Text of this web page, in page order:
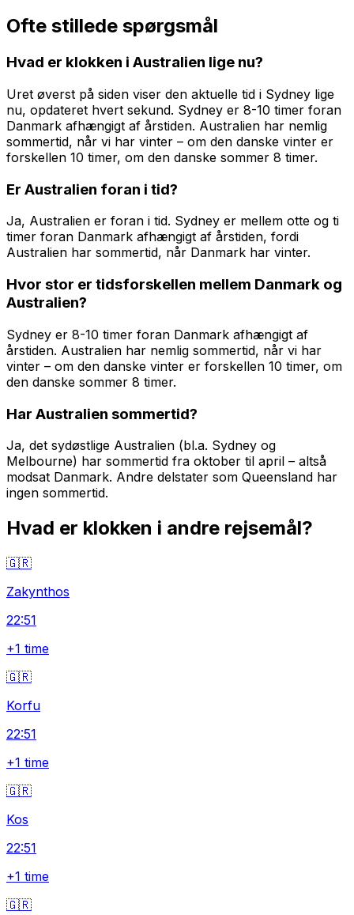
Ofte stillede spørgsmål
Hvad er klokken i Australien lige nu?
Uret øverst på siden viser den aktuelle tid i Sydney lige
nu, opdateret hvert sekund. Sydney er 8-10 timer foran
Danmark afhængigt af årstiden. Australien har nemlig
sommertid, når vi har vinter – om den danske vinter er
forskellen 10 timer, om den danske sommer 8 timer.
Er Australien foran i tid?
Ja, Australien er foran i tid. Sydney er mellem otte og ti
timer foran Danmark afhængigt af årstiden, fordi
Australien har sommertid, når Danmark har vinter.
Hvor stor er tidsforskellen mellem Danmark og
Australien?
Sydney er 8-10 timer foran Danmark afhængigt af
årstiden. Australien har nemlig sommertid, når vi har
vinter – om den danske vinter er forskellen 10 timer, om
den danske sommer 8 timer.
Har Australien sommertid?
Ja, det sydøstlige Australien (bl.a. Sydney og
Melbourne) har sommertid fra oktober til april – altså
modsat Danmark. Andre delstater som Queensland har
ingen sommertid.
Hvad er klokken i andre rejsemål?
🇬🇷
Zakynthos
22:51
+1 time
🇬🇷
Korfu
22:51
+1 time
🇬🇷
Kos
22:51
+1 time
🇬🇷